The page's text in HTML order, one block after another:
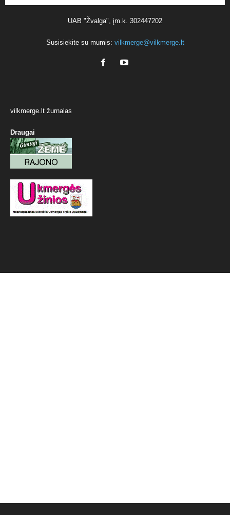
UAB "Žvalga", įm.k. 302447202
Susisiekite su mumis: vilkmerge@vilkmerge.lt
vilkmerge.lt žurnalas
Draugai